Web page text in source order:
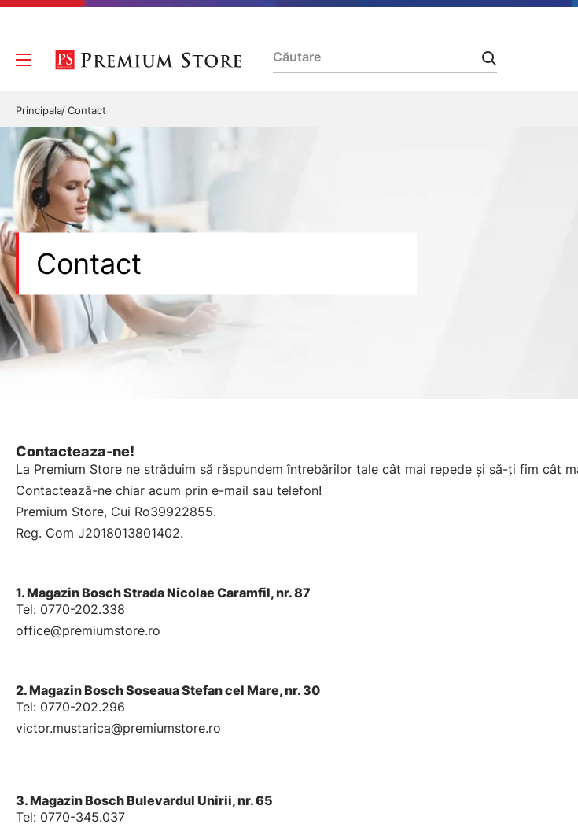
Principala Contact
Contact
Contacteaza-ne!
La Premium Store ne străduim să răspundem întrebărilor tale cât mai repede și să-ți fim cât
Contactează-ne chiar acum prin e-mail sau telefon!
Premium Store, Cui Ro39922855.
Reg. Com J2018013801402.
1. Magazin Bosch Strada Nicolae Caramfil, nr. 87
Tel: 0770-202.338
office@premiumstore.ro
2. Magazin Bosch Soseaua Stefan cel Mare, nr. 30
Tel: 0770-202.296
victor.mustarica@premiumstore.ro
3. Magazin Bosch Bulevardul Unirii, nr. 65
Tel: 0770-345.037